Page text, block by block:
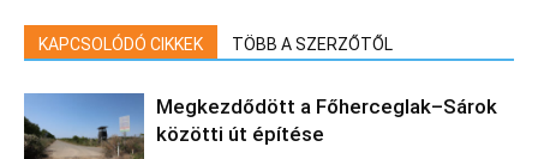
KAPCSOLÓDÓ CIKKEK TÖBB A SZERZŐTŐL
Megkezdődött a Főherceglak–Sárok
közötti út építése